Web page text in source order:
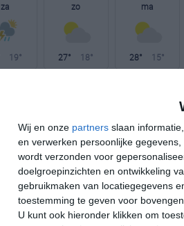
Wij en onze partners slaan
en verwerken persoonlijke
wordt verzonden voor
doelgroepinzichten en ontwikkeling
gebruikmaken van locatiegegevens
toestemming te geven voor
U kunt ook hieronder klikken om
za
19°
zo
27° 18°
ma
28° 15°
10:00 13:00
10:00 13:00